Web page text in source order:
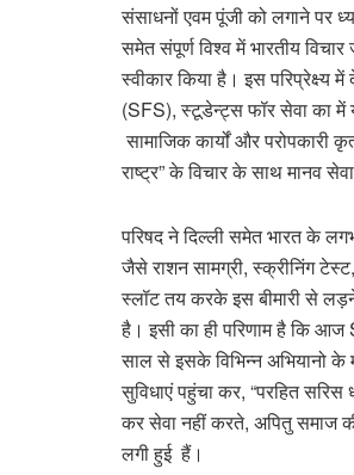
संसाधनों एवम पूंजी को लगाने पर
समेत संपूर्ण विश्व में भारतीय
स्वीकार किया है। इस
(SFS), स्टूडेन्ट्स फॉर सेवा का में
सामाजिक कार्यों और परोपकारी
राष्ट्र” के विचार के साथ मानव
परिषद ने दिल्ली समेत भारत के
जैसे राशन सामग्री, स्क्रीनिंग
स्लॉट तय करके इस बीमारी से
है। इसी का ही परिणाम है कि
साल से इसके विभिन्न अभियानो
सुविधाएं पहुंचा कर, “परहित सरिस
कर सेवा नहीं करते, अपितु समाज
लगी हुई हैं।